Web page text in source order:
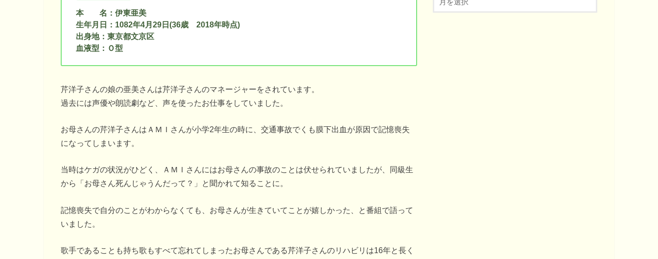
本 名：伊東亜美
生年月日：1082年4月29日(36歳 2018年時点)
出身地：東京都文京区
血液型：Ｏ型
芹洋子さんの娘の亜美さんは芹洋子さんのマネージャーをされています。
過去には声優や朗読劇など、声を使ったお仕事をしていました。
お母さんの芹洋子さんはＡＭＩさんが小学2年生の時に、交通事故でくも膜下出血が原因で記憶喪失
になってしまいます。
当時はケガの状況がひどく、ＡＭＩさんにはお母さんの事故のことは伏せられていましたが、同級生
から「お母さん死んじゃうんだって？」と聞かれて知ることに。
記憶喪失で自分のことがわからなくても、お母さんが生きていてことが嬉しかった、と番組で語って
いました。
歌手であることも持ち歌もすべて忘れてしまったお母さんである芹洋子さんのリハビリは16年と長く